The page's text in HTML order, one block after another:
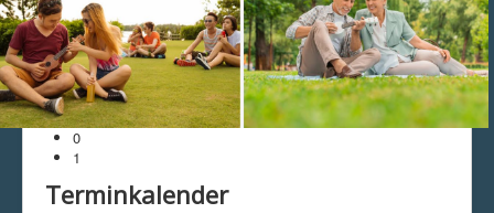
Ukulele Play Along
Unterricht
UkeLinks
Ukebuddy
Ukuleleboard
Weitere Ukulele Stammtische
San Jose Ukulele Club
0
1
Terminkalender